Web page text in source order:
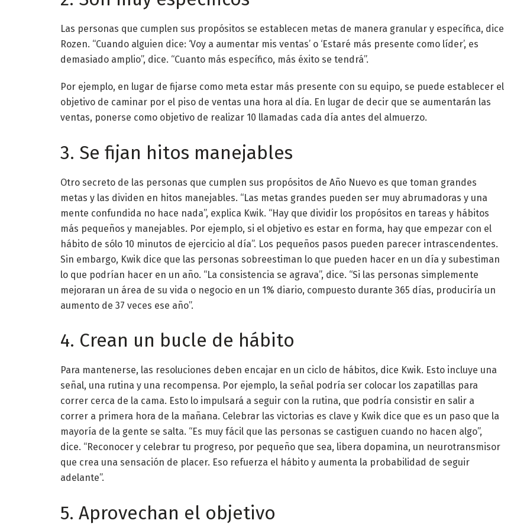
Las personas que cumplen sus propósitos se establecen metas de manera granular y específica, dice
Rozen. “Cuando alguien dice: ‘Voy a aumentar mis ventas’ o ‘Estaré más presente como líder’, es
demasiado amplio”, dice. “Cuanto más específico, más éxito se tendrá”.
Por ejemplo, en lugar de fijarse como meta estar más presente con su equipo, se puede establecer el
objetivo de caminar por el piso de ventas una hora al día. En lugar de decir que se aumentarán las
ventas, ponerse como objetivo de realizar 10 llamadas cada día antes del almuerzo.
3. Se fijan hitos manejables
Otro secreto de las personas que cumplen sus propósitos de Año Nuevo es que toman grandes
metas y las dividen en hitos manejables. “Las metas grandes pueden ser muy abrumadoras y una
mente confundida no hace nada”, explica Kwik. “Hay que dividir los propósitos en tareas y hábitos
más pequeños y manejables. Por ejemplo, si el objetivo es estar en forma, hay que empezar con el
hábito de sólo 10 minutos de ejercicio al día”. Los pequeños pasos pueden parecer intrascendentes.
Sin embargo, Kwik dice que las personas sobreestiman lo que pueden hacer en un día y subestiman
lo que podrían hacer en un año. “La consistencia se agrava”, dice. “Si las personas simplemente
mejoraran un área de su vida o negocio en un 1% diario, compuesto durante 365 días, produciría un
aumento de 37 veces ese año”.
4. Crean un bucle de hábito
Para mantenerse, las resoluciones deben encajar en un ciclo de hábitos, dice Kwik. Esto incluye una
señal, una rutina y una recompensa. Por ejemplo, la señal podría ser colocar los zapatillas para
correr cerca de la cama. Esto lo impulsará a seguir con la rutina, que podría consistir en salir a
correr a primera hora de la mañana. Celebrar las victorias es clave y Kwik dice que es un paso que la
mayoría de la gente se salta. “Es muy fácil que las personas se castiguen cuando no hacen algo”,
dice. “Reconocer y celebrar tu progreso, por pequeño que sea, libera dopamina, un neurotransmisor
que crea una sensación de placer. Eso refuerza el hábito y aumenta la probabilidad de seguir
adelante”.
5. Aprovechan el objetivo